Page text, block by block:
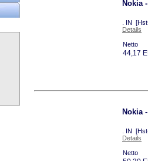
Nokia
. IN
Details
Netto
44,17
Nokia
. IN
Details
Netto